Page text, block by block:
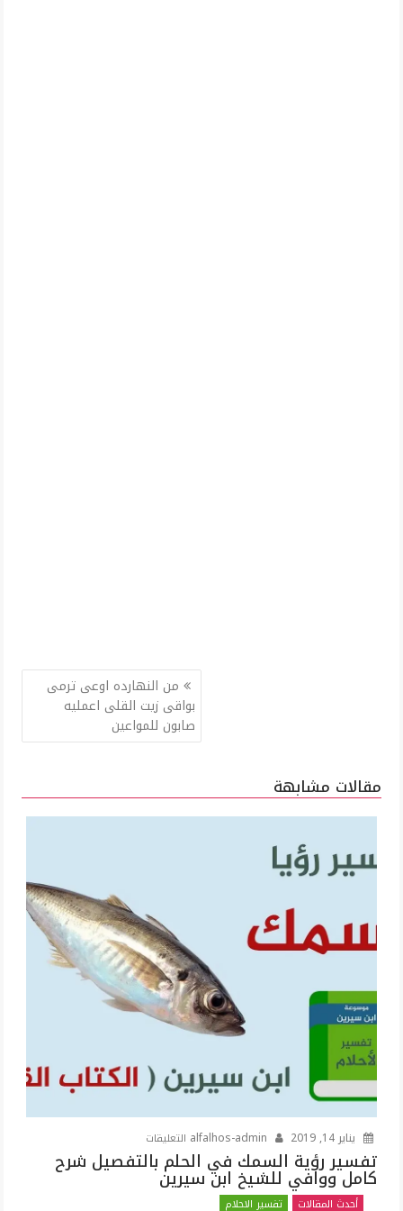
من النهارده اوعى ترمى
بواقى زيت القلى اعمليه
صابون للمواعين
مقالات مشابهة
يناير 14, 2019 التعليقات
تفسير
تفسير رؤية السمك في الحلم بالتفصيل شرح
كامل ووافي للشيخ ابن سيرين
أحدث المقالات تفسير الاحلام